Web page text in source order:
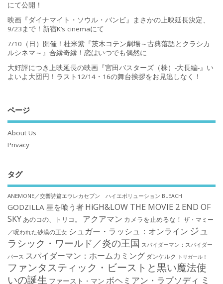
にて公開！
映画『ダイナマイト・ソウル・バンビ』まさかの上映延長決定、
9/23まで！新宿K’s cinemaにて
7/10（日）開催！桂米紫『茨木コテン劇場～古典落語とクラシカ
ルシネマ～』合縁奇縁！恋はいつでも偶然に
大好評につき上映延長の映画『宮田バスターズ（株）-大長編-』い
よいよ大団円！ラスト12/14・16の舞台挨拶をお見逃しなく！
ページ
About Us
Privacy
タグ
ANEMONE／交響詩篇エウレカセブン ハイエボリューション BLEACH
GODZILLA 星を喰う者 HiGH&LOW THE MOVIE 2 END OF
SKYあのコの、トリコ。 アクアマン カメラを止めるな！ ザ・マミー
／呪われた砂漠の王女 シュガー・ラッシュ：オンライン ジュ
ラシック・ワールド／炎の王国 スパイダーマン：スパイダー
バース スパイダーマン：ホームカミング ダンケルク トリガール！
ファンタスティック・ビーストと黒い魔法使
いの誕生 ファースト・マン ボヘミアン・ラプソディ ミ